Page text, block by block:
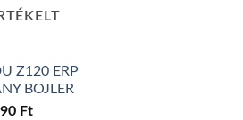
Z120 ERP
BOJLER
Ft